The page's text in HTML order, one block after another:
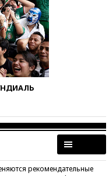
рекомендательные